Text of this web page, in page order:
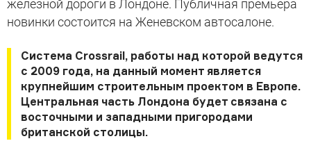
железной дороги в Лондоне. Публичная премьера
новинки состоится на Женевском автосалоне.
Система Crossrail, работы над которой ведутся
с 2009 года, на данный момент является
крупнейшим строительным проектом в Европе.
Центральная часть Лондона будет связана с
восточными и западными пригородами
британской столицы.